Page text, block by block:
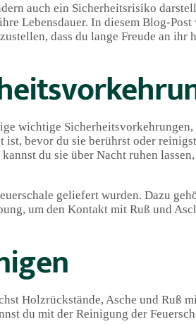
auch ein Sicherheitsrisiko
Lebensdauer. In diesem Blog-
dass du lange Freude an ihr
wichtige
bevor du sie berührst oder
du sie über Nacht ruhen
geliefert wurden. Dazu
um den Kontakt mit Ruß und
Holzrückstände, Asche und Ruß
du mit der Reinigung der